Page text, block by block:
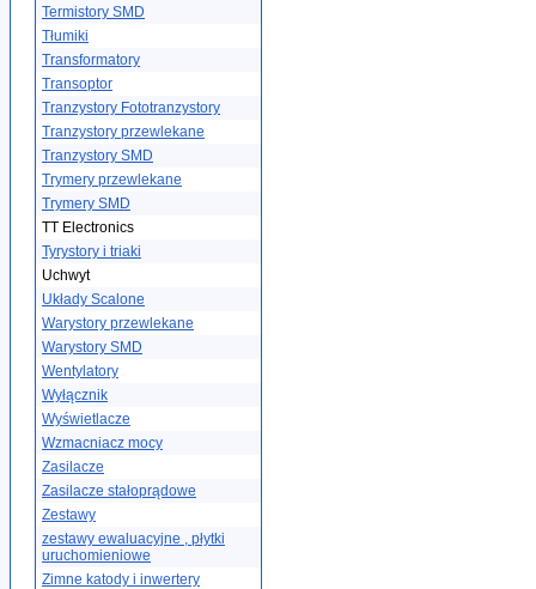
Termistory SMD
Tłumiki
Transformatory
Transoptor
Tranzystory Fototranzystory
Tranzystory przewlekane
Tranzystory SMD
Trymery przewlekane
Trymery SMD
TT Electronics
Tyrystory i triaki
Uchwyt
Układy Scalone
Warystory przewlekane
Warystory SMD
Wentylatory
Wyłącznik
Wyświetlacze
Wzmacniacz mocy
Zasilacze
Zasilacze stałoprądowe
Zestawy
zestawy ewaluacyjne , płytki
uruchomieniowe
Zimne katody i inwertery